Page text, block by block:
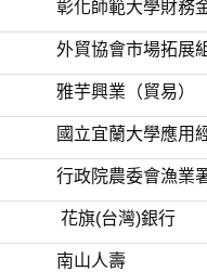
彰化師範大學財務
外貿協會市場拓展
雅芋興業（貿易）
國立宜蘭大學應用
行政院農委會漁業
花旗(台灣)銀行
南山人壽